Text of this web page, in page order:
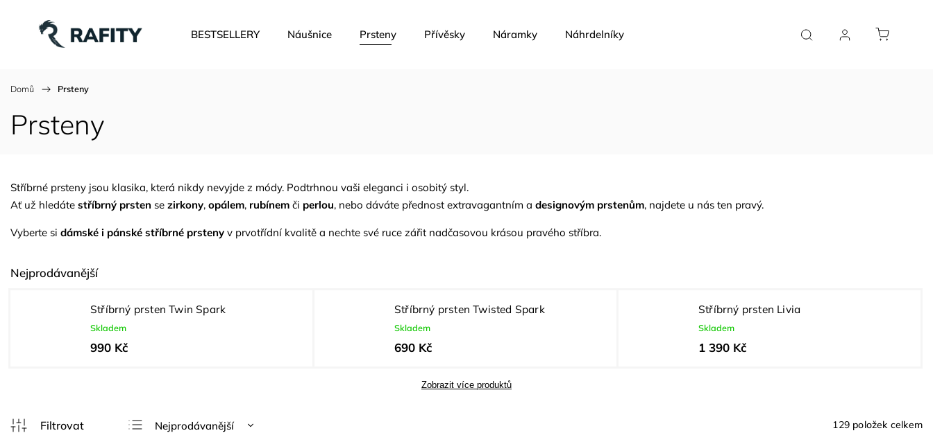
BESTSELLERY Náušnice Prsteny Přívěsky Náramky Náhrdelníky Doplňky a poukazy Vše Soutěž
Domů / Prsteny
Prsteny
Stříbrné prsteny jsou klasika, která nikdy nevyjde z módy. Podtrhnou vaši eleganci i osobitý styl.
Ať už hledáte stříbrný prsten se zirkony, opálem, rubínem či perlou, nebo dáváte přednost extravagantním a designovým prstenům, najdete u nás ten pravý.
Vyberte si dámské i pánské stříbrné prsteny v prvotřídní kvalitě a nechte své ruce zářit nadčasovou krásou pravého stříbra.
Nejprodávanější
Stříbrný prsten Twin Spark
Skladem
990 Kč
Stříbrný prsten Twisted Spark
Skladem
690 Kč
Stříbrný prsten Livia
Skladem
1 390 Kč
Zobrazit více produktů
Nejprodávanější
129 položek celkem